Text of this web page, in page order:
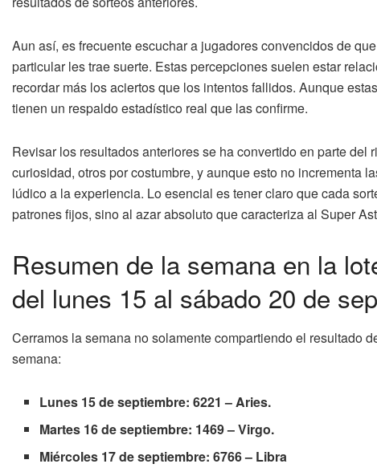
Aun así, es frecuente escuchar a jugadores convencidos de
particular les trae suerte. Estas percepciones suelen estar
recordar más los aciertos que los intentos fallidos. Aunque
tienen un respaldo estadístico real que las confirme.
Revisar los resultados anteriores se ha convertido en parte
curiosidad, otros por costumbre, y aunque esto no incrementa
lúdico a la experiencia. Lo esencial es tener claro que cada
patrones fijos, sino al azar absoluto que caracteriza al Super
Resumen de la semana en la
del lunes 15 al sábado 20 de
Cerramos la semana no solamente compartiendo el resultado
semana:
Lunes 15 de septiembre: 6221 – Aries.
Martes 16 de septiembre: 1469 – Virgo.
Miércoles 17 de septiembre: 6766 – Libra